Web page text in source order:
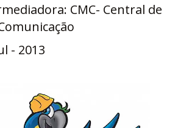
CMC- Central de
- 2013